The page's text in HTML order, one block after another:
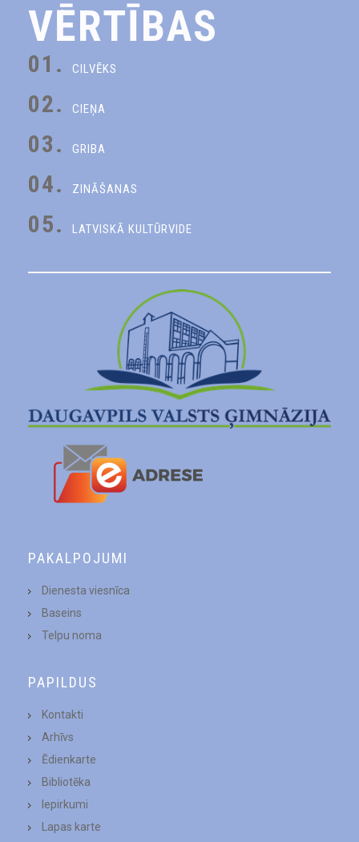
VĒRTĪBAS
01. CILVĒKS
02. CIEŅA
03. GRIBA
04. ZINĀŠANAS
05. LATVISKĀ KULTŪRVIDE
PAKALPOJUMI
Dienesta viesnīca
Baseins
Telpu noma
PAPILDUS
Kontakti
Arhīvs
Ēdienkarte
Bibliotēka
Iepirkumi
Lapas karte